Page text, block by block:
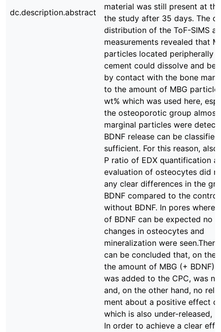
dc.description.abstract
material was still present at
the study after 35 days. The
distribution of the ToF-SIMS
measurements revealed that
particles located peripherally
cement could dissolve and be
by contact with the bone
to the amount of MBG
wt% which was used here,
the osteoporotic group almost
marginal particles were
BDNF release can be
sufficient. For this reason,
P ratio of EDX quantification
evaluation of osteocytes did
any clear differences in the
BDNF compared to the
without BDNF. In pores where
of BDNF can be expected no
changes in osteocytes and
mineralization were
can be concluded that, on the
the amount of MBG (+ BDNF),
was added to the CPC, was
and, on the other hand, no
ment about a positive effect of
which is also under-released,
In order to achieve a clear